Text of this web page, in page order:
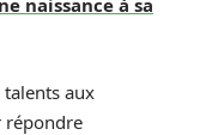
naissance à sa
aux
répondre